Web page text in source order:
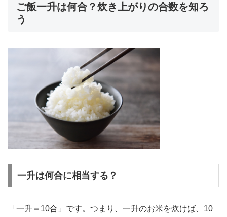
ご飯一升は何合？炊き上がりの合数を知ろ
う
一升は何合に相当する？
「一升＝10合」です。つまり、一升のお米を炊けば、10